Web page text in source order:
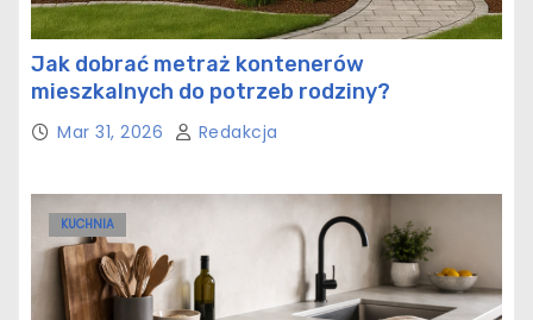
Jak dobrać metraż kontenerów
mieszkalnych do potrzeb rodziny?
Mar 31, 2026 Redakcja
KUCHNIA